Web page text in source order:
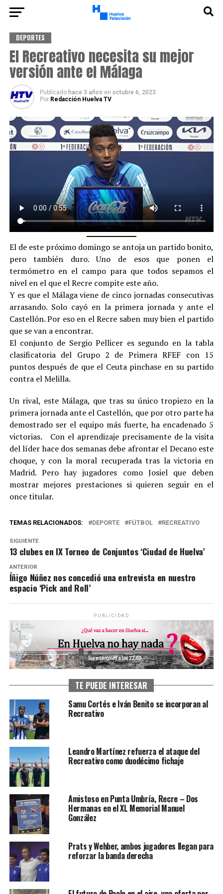
DEPORTES
El Recreativo necesita su mejor
versión ante el Málaga
Publicado hace 3 años en octubre 6, 2023
Por Redacción Huelva TV
El de este próximo domingo se antoja un partido bonito,
pero también duro. Uno de esos que ponen el
termómetro en el campo para que todos sepamos el
nivel en el que el Recre compite este año.
Y es que el Málaga viene de cinco jornadas consecutivas
arrasando. Solo cayó en la primera jornada y ante el
Castellón. Por eso en el Recre saben muy bien el partido
que se van a encontrar.
El conjunto de Sergio Pellicer es segundo en la tabla
clasificatoria del Grupo 2 de Primera RFEF con 15
puntos después de que el Ceuta pinchase en su partido
contra el Melilla.
Un rival, este Málaga, que tras su único tropiezo en la
primera jornada ante el Castellón, que por otro parte ha
demostrado ser el equipo más fuerte, ha encadenado 5
victorias. Con el aprendizaje precisamente de la visita
del líder hace dos semanas debe afrontar el Decano este
choque, y con la moral recuperada tras la victoria en
Madrid. Pero hay jugadores como Josiel que deben
mostrar mejores prestaciones si quieren seguir en el
once titular.
TEMAS RELACIONADOS: DEPORTE FÚTBOL RECREATIVO
SIGUIENTE
13 clubes en IX Torneo de Conjuntos ‘Ciudad de Huelva’
ANTERIOR
Íñigo Núñez nos concedió una entrevista en nuestro
espacio ‘Pick and Roll’
PUBLICIDAD
TE PUEDE INTERESAR
Samu Cortés e Iván Benito se incorporan al
Recreativo
Leandro Martínez refuerza el ataque del
Recreativo como duodécimo fichaje
Amistoso en Punta Umbría, Recre – Dos
Hermanas en el XL Memorial Manuel
González
Prats y Wehber, ambos jugadores llegan para
reforzar la banda derecha